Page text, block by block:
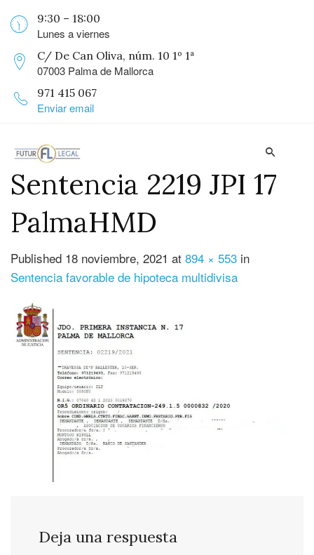
9:30 – 18:00
Lunes a viernes
C/ De Can Oliva, núm. 10 1º 1ª
07003 Palma de Mallorca
971 415 067
Enviar email
Sentencia 2219 JPI 17
PalmaHMD
Published 18 noviembre, 2021 at 894 × 553 in
Sentencia favorable de hipoteca multidivisa
Deja una respuesta